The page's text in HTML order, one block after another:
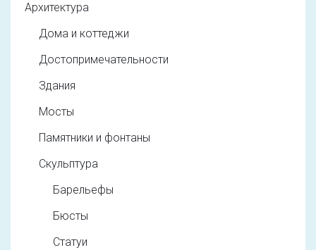
Архитектура
Дома и коттеджи
Достопримечательности
Здания
Мосты
Памятники и фонтаны
Скульптура
Барельефы
Бюсты
Статуи